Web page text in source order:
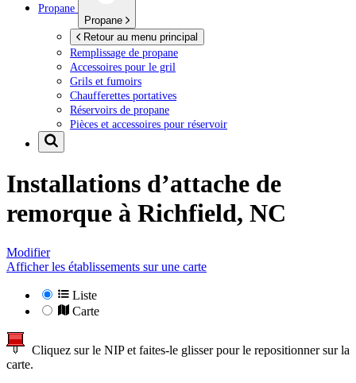
Propane
Propane
Retour au menu principal
Remplissage de propane
Accessoires pour le gril
Grils et fumoirs
Chaufferettes portatives
Réservoirs de propane
Pièces et accessoires pour réservoir
Installations d’attache de
remorque à Richfield, NC
Modifier
Afficher les établissements sur une carte
Liste
Carte
Cliquez sur le NIP et faites-le glisser pour le repositionner sur la
carte.